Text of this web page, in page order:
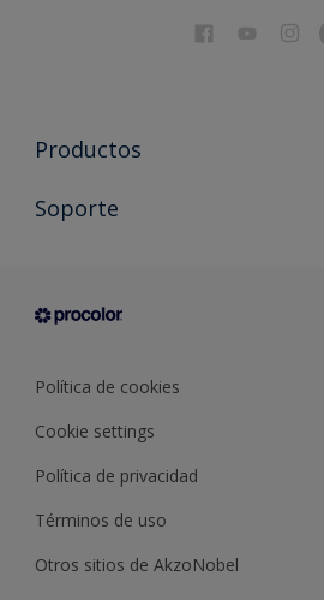
Productos
Todos los productos
Condiciones generales de venta
Soporte
Sobre Procolor
Política de cookies
Cookie settings
Política de privacidad
Términos de uso
Otros sitios de AkzoNobel